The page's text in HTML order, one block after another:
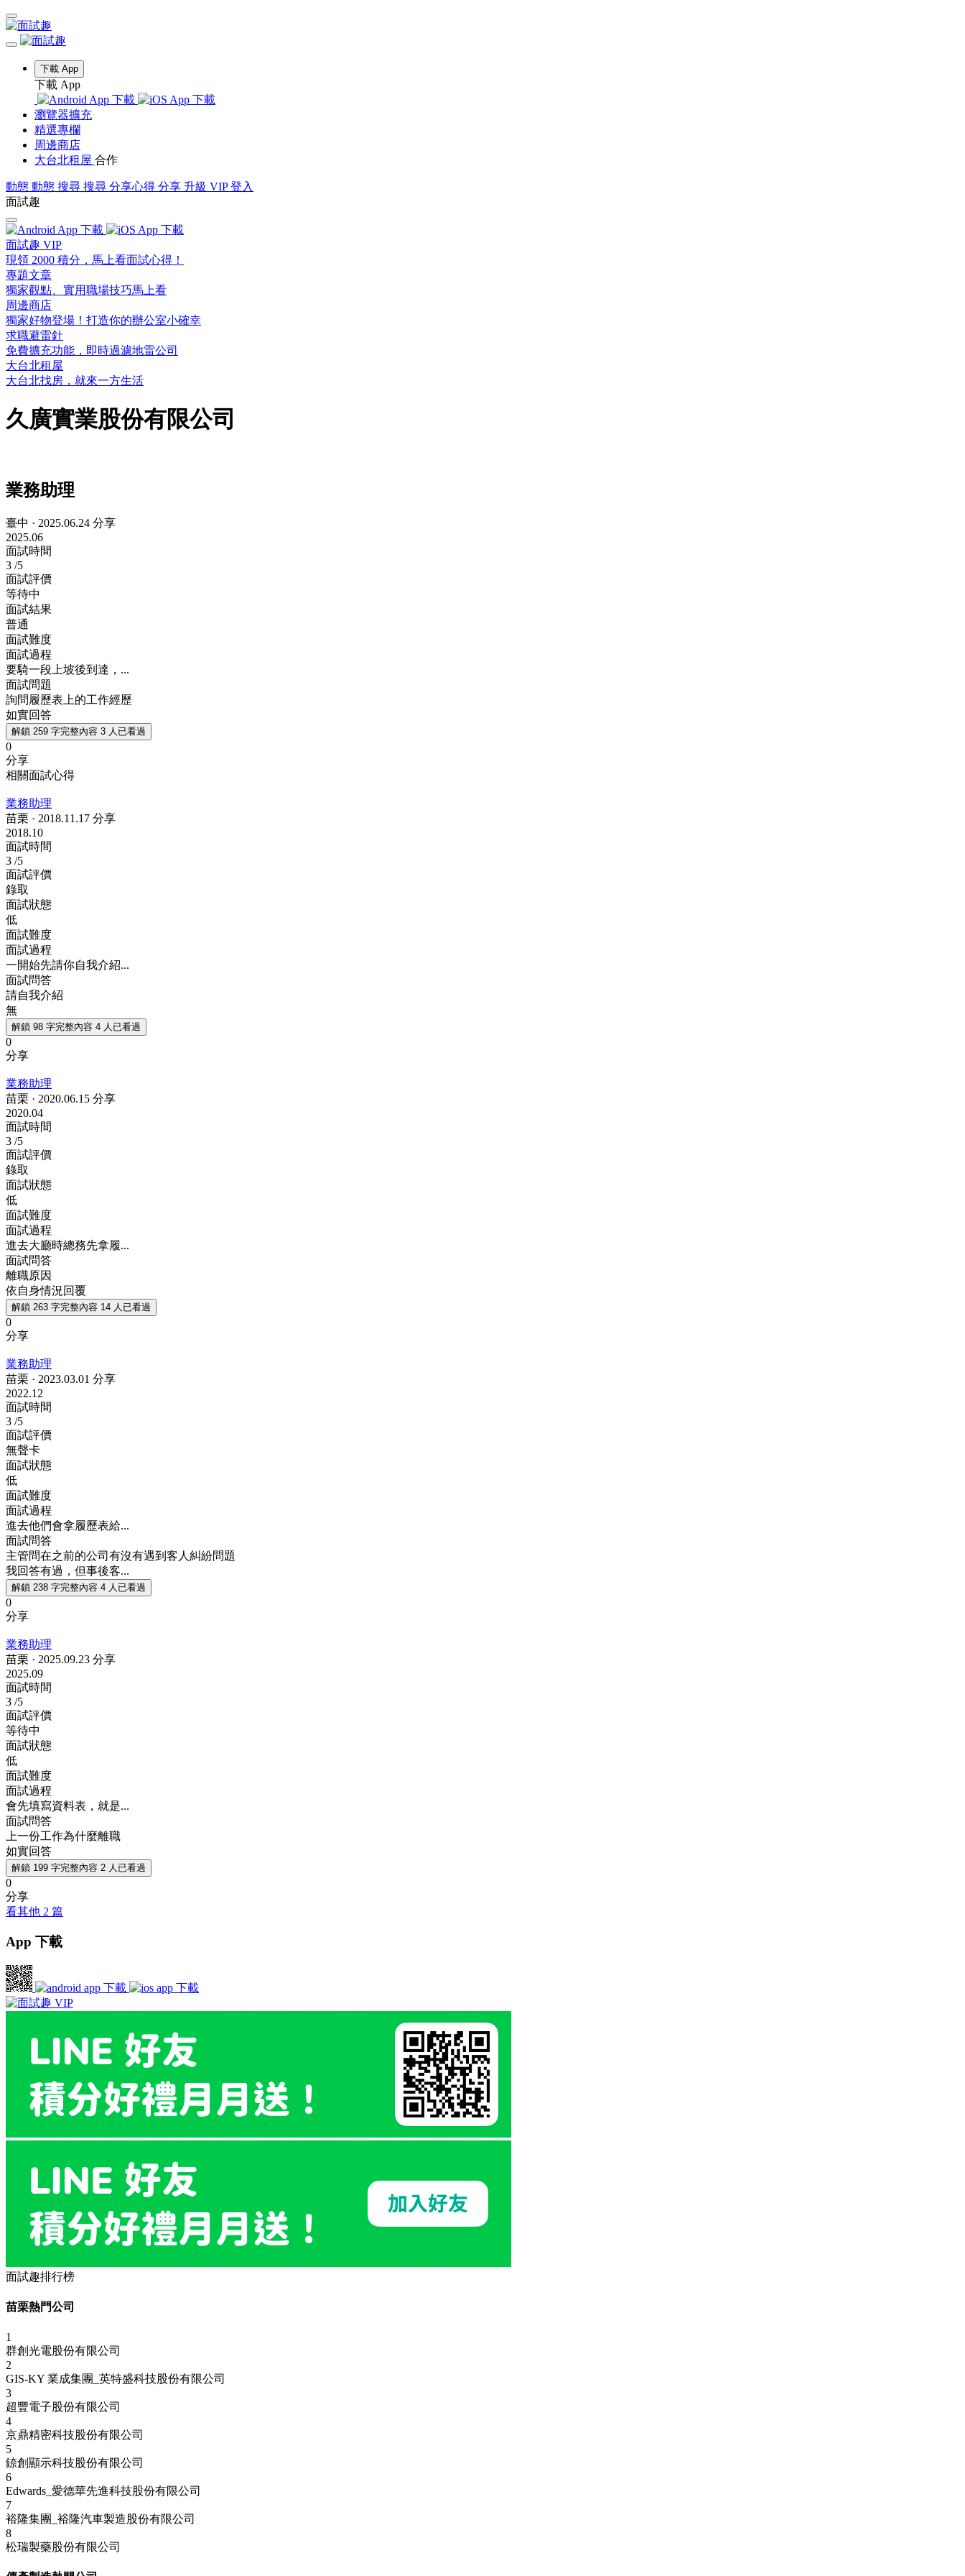
下載 App
下載 App
瀏覽器擴充
精選專欄
周邊商店
大台北租屋 合作
動態 動態 搜尋 搜尋 分享心得 分享 升級 VIP 登入
面試趣
面試趣 VIP
現領 2000 積分，馬上看面試心得！
專題文章
獨家觀點、實用職場技巧馬上看
周邊商店
獨家好物登場！打造你的辦公室小確幸
求職避雷針
免費擴充功能，即時過濾地雷公司
大台北租屋
大台北找房，就來一方生活
久廣實業股份有限公司
業務助理
臺中 · 2025.06.24 分享
2025.06
面試時間
3 /5
面試評價
等待中
面試結果
普通
面試難度
面試過程
要騎一段上坡後到達，...
面試問題
詢問履歷表上的工作經歷
如實回答
解鎖 259 字完整內容 3 人已看過
0
分享
相關面試心得
業務助理
苗栗 · 2018.11.17 分享
2018.10
面試時間
3 /5
面試評價
錄取
面試狀態
低
面試難度
面試過程
一開始先請你自我介紹...
面試問答
請自我介紹
無
解鎖 98 字完整內容 4 人已看過
0
分享
業務助理
苗栗 · 2020.06.15 分享
2020.04
面試時間
3 /5
面試評價
錄取
面試狀態
低
面試難度
面試過程
進去大廳時總務先拿履...
面試問答
離職原因
依自身情況回覆
解鎖 263 字完整內容 14 人已看過
0
分享
業務助理
苗栗 · 2023.03.01 分享
2022.12
面試時間
3 /5
面試評價
無聲卡
面試狀態
低
面試難度
面試過程
進去他們會拿履歷表給...
面試問答
主管問在之前的公司有沒有遇到客人糾紛問題
我回答有過，但事後客...
解鎖 238 字完整內容 4 人已看過
0
分享
業務助理
苗栗 · 2025.09.23 分享
2025.09
面試時間
3 /5
面試評價
等待中
面試狀態
低
面試難度
面試過程
會先填寫資料表，就是...
面試問答
上一份工作為什麼離職
如實回答
解鎖 199 字完整內容 2 人已看過
0
分享
看其他 2 篇
App 下載
面試趣排行榜
苗栗熱門公司
1
群創光電股份有限公司
2
GIS-KY 業成集團_英特盛科技股份有限公司
3
超豐電子股份有限公司
4
京鼎精密科技股份有限公司
5
錼創顯示科技股份有限公司
6
Edwards_愛德華先進科技股份有限公司
7
裕隆集團_裕隆汽車製造股份有限公司
8
松瑞製藥股份有限公司